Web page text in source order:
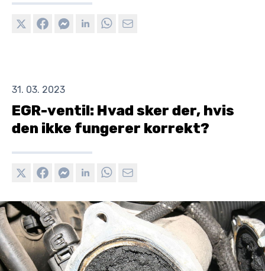
31. 03. 2023
EGR-ventil: Hvad sker der, hvis
den ikke fungerer korrekt?